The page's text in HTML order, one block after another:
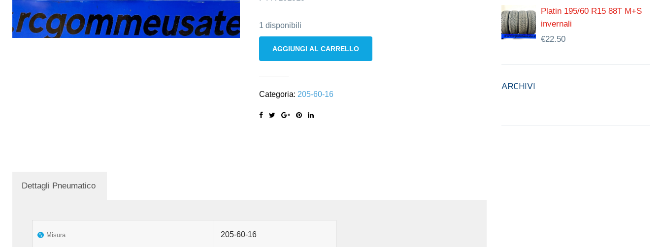
1 disponibili
sport
AGGIUNGI AL CARRELLO
Categoria: 205-60-16
Dettagli Pneumatico
Misura 205-60-16
Platin 195/60 R15 88T M+S
invernali
€22.50
ARCHIVI